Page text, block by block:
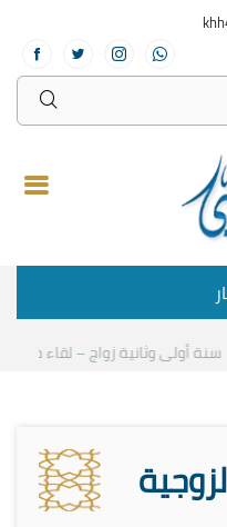
سنة أولى وثانية زواج – لقاء مع